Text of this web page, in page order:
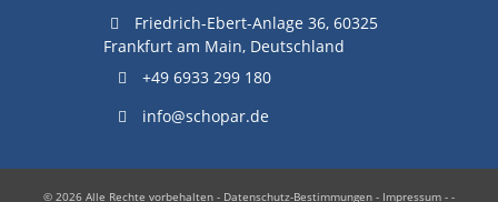
Friedrich-Ebert-Anlage 36, 60325
Frankfurt am Main, Deutschland
+49 6933 299 180
info@schopar.de
© 2026 Alle Rechte vorbehalten - Datenschutz-Bestimmungen - Impressum - -